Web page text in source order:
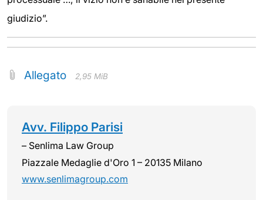
giudizio”.
Allegato 2,95 MiB
Avv. Filippo Parisi
– Senlima Law Group
Piazzale Medaglie d'Oro 1 – 20135 Milano
www.senlimagroup.com